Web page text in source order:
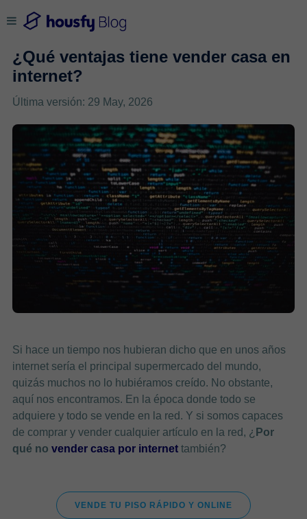
¿Qué ventajas tiene vender casa en
internet?
Última versión: 29 May, 2026
Si hace un tiempo nos hubieran dicho que en unos años
internet sería el principal supermercado del mundo,
quizás muchos no lo hubiéramos creído. No obstante,
aquí nos encontramos. En la época donde todo se
adquiere y todo se vende en la red. Y si somos capaces
de comprar y vender cualquier artículo en la red, ¿ Por
qué no vender casa por internettambién?
VENDE TU PISO RÁPIDO Y ONLINE